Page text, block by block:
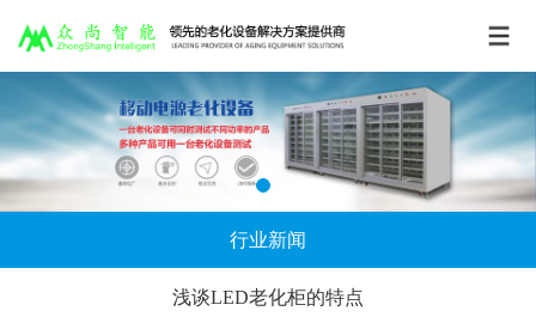
行业新闻
浅谈LED老化柜的特点